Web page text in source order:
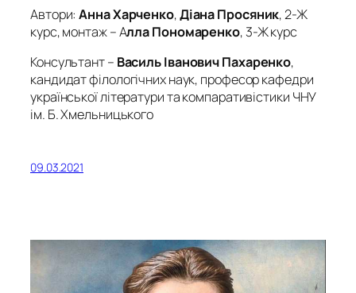
Автори:Анна Харченко,Діана Просяник, 2-Ж
курс, монтаж – Алла Пономаренко, 3-Ж курс
Консультант – Василь Іванович Пахаренко,
кандидат філологічних наук, професор кафедри
української літератури та компаративістики ЧНУ
ім. Б. Хмельницького
09.03.2021